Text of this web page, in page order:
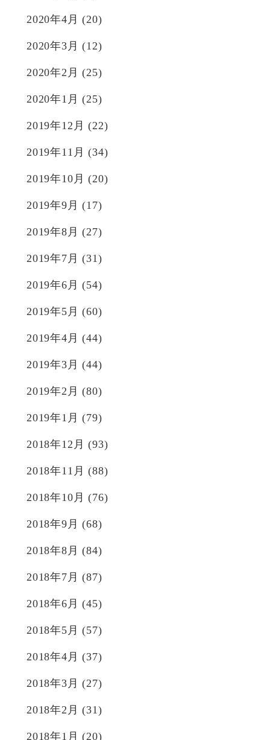
2020年4月 (20)
2020年3月 (12)
2020年2月 (25)
2020年1月 (25)
2019年12月 (22)
2019年11月 (34)
2019年10月 (20)
2019年9月 (17)
2019年8月 (27)
2019年7月 (31)
2019年6月 (54)
2019年5月 (60)
2019年4月 (44)
2019年3月 (44)
2019年2月 (80)
2019年1月 (79)
2018年12月 (93)
2018年11月 (88)
2018年10月 (76)
2018年9月 (68)
2018年8月 (84)
2018年7月 (87)
2018年6月 (45)
2018年5月 (57)
2018年4月 (37)
2018年3月 (27)
2018年2月 (31)
2018年1月 (20)